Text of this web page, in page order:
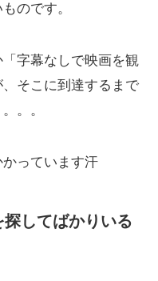
のです。
「字幕なしで映画を観
そこに到達するまで
。。
っています汗
探してばかりいる